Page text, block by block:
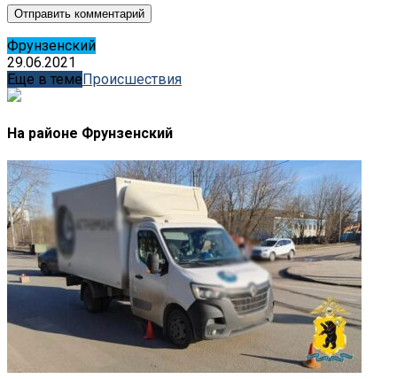
Фрунзенский
29.06.2021
Еще в теме Происшествия
На районе Фрунзенский